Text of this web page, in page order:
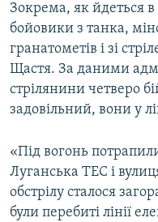
Зокрема, як йдеться
бойовики з танка,
гранатометів і зі
Щастя. За даними
стрілянини четверо
задовільний, вони у
«Під вогонь
Луганська ТЕС і
обстрілу сталося
були перебиті лінії